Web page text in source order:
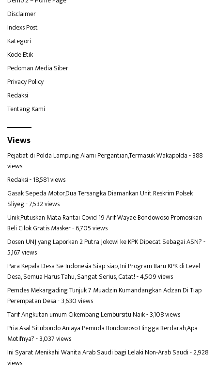
Disclaimer
Indexs Post
Kategori
Kode Etik
Pedoman Media Siber
Privacy Policy
Redaksi
Tentang Kami
Views
Pejabat di Polda Lampung Alami Pergantian,Termasuk Wakapolda- 388
views
Redaksi- 18,581 views
Gasak Sepeda Motor,Dua Tersangka Diamankan Unit Reskrim Polsek
Sliyeg- 7,532 views
Unik,Putuskan Mata Rantai Covid 19 Arif Wayae Bondowoso Promosikan
Beli Cilok Gratis Masker- 6,705 views
Dosen UNJ yang Laporkan 2 Putra Jokowi ke KPK Dipecat Sebagai ASN?-
5,167 views
Para Kepala Desa Se-Indonesia Siap-siap, Ini Program Baru KPK di Level
Desa, Semua Harus Tahu, Sangat Serius, Catat!- 4,509 views
Pemdes Mekargading Tunjuk 7 Muadzin Kumandangkan Adzan Di Tiap
Perempatan Desa- 3,630 views
Tarif Angkutan umum Cikembang Lembursitu Naik- 3,108 views
Pria Asal Situbondo Aniaya Pemuda Bondowoso Hingga Berdarah,Apa
Motifnya?- 3,037 views
Ini Syarat Menikahi Wanita Arab Saudi bagi Lelaki Non-Arab Saudi- 2,928
views